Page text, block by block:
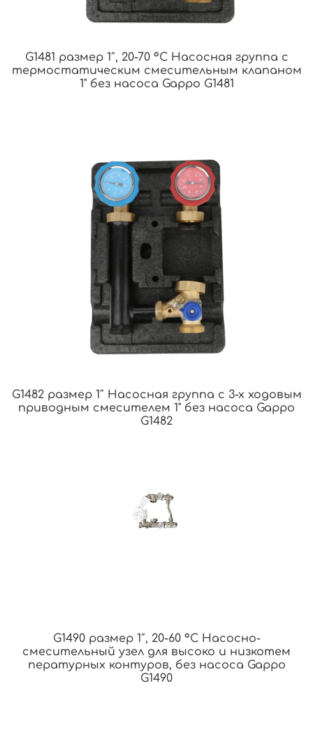
G1481 размер 1″, 20-70 °С Насосная группа с
термостатическим смесительным клапаном
1" без насоса Gappo G1481
G1482 размер 1″ Насосная группа с 3-х ходовым
приводным смесителем 1" без насоса Gappo
G1482
G1490 размер 1″, 20-60 °С Насосно-
смесительный узел для высоко и низкотем
пературных контуров, без насоса Gappo
G1490